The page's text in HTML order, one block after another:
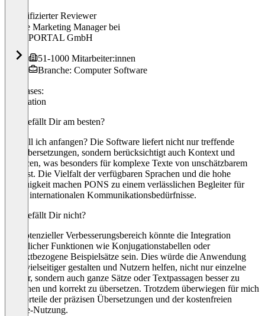
Verifizierter Reviewer
Online Marketing Managerbei
4ALLPORTAL GmbH
51-1000 Mitarbeiter:innen
Branche: Computer Software
Use cases:
Translation
Was gefällt Dir am besten?
Wo soll ich anfangen? Die Software liefert nicht nur treffende
Wortübersetzungen, sondern berücksichtigt auch Kontext und
Nuancen, was besonders für komplexe Texte von unschätzbarem
Wert ist. Die Vielfalt der verfügbaren Sprachen und die hohe
Genauigkeit machen PONS zu einem verlässlichen Begleiter für
meine internationalen Kommunikationsbedürfnisse.
Was gefällt Dir nicht?
Ein potenzieller Verbesserungsbereich könnte die Integration
zusätzlicher Funktionen wie Konjugationstabellen oder
kontextbezogene Beispielsätze sein. Dies würde die Anwendung
noch vielseitiger gestalten und Nutzern helfen, nicht nur einzelne
Wörter, sondern auch ganze Sätze oder Textpassagen besser zu
verstehen und korrekt zu übersetzen. Trotzdem überwiegen für mich
die Vorteile der präzisen Übersetzungen und der kostenfreien
Online-Nutzung.